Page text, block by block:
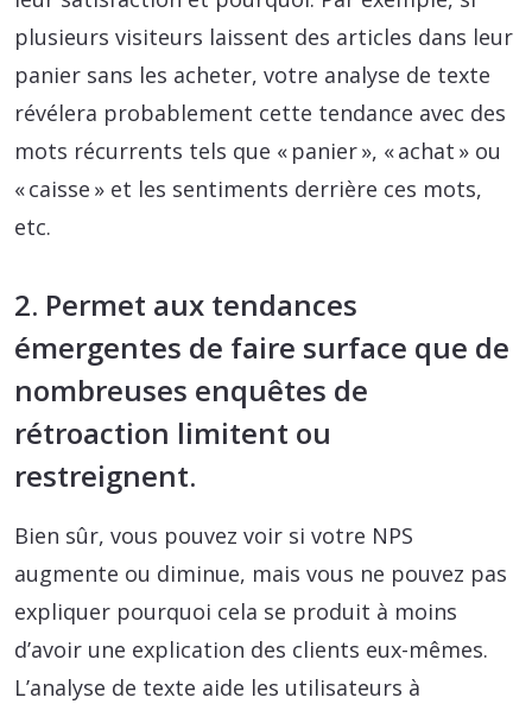
plusieurs visiteurs laissent des articles dans leur
panier sans les acheter, votre analyse de texte
révélera probablement cette tendance avec des
mots récurrents tels que « panier », « achat » ou
« caisse » et les sentiments derrière ces mots,
etc.
2. Permet aux tendances
émergentes de faire surface que de
nombreuses enquêtes de
rétroaction limitent ou
restreignent.
Bien sûr, vous pouvez voir si votre NPS
augmente ou diminue, mais vous ne pouvez pas
expliquer pourquoi cela se produit à moins
d’avoir une explication des clients eux-mêmes.
L’analyse de texte aide les utilisateurs à